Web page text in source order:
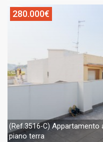
280.000€
(Ref.3516-C)Appartamento
piano terra